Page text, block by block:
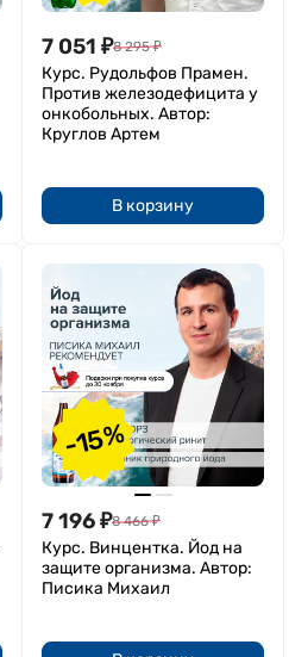
7 051 ₽8 295 ₽
Курс. Рудольфов Прамен.
Против железодефицита у
онкобольных. Автор:
Круглов Артем
В корзину
-15%
7 196₽8 466 ₽
Курс. Винцентка. Йод на
защите организма. Автор:
Писика Михаил